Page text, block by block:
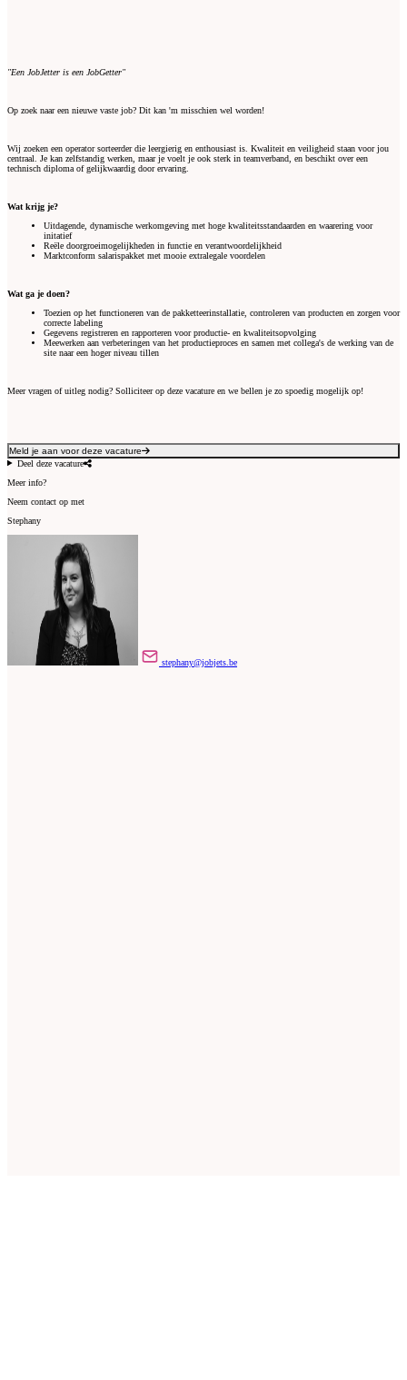
"Een JobJetter is een JobGetter"
Op zoek naar een nieuwe vaste job? Dit kan 'm misschien wel worden!
Wij zoeken een operator sorteerder die leergierig en enthousiast is. Kwaliteit en veiligheid staan voor jou
centraal. Je kan zelfstandig werken, maar je voelt je ook sterk in teamverband, en beschikt over een
technisch diploma of gelijkwaardig door ervaring.
Wat krijg je?
Uitdagende, dynamische werkomgeving met hoge kwaliteitsstandaarden en waarering voor
initatief
Reële doorgroeimogelijkheden in functie en verantwoordelijkheid
Marktconform salarispakket met mooie extralegale voordelen
Wat ga je doen?
Toezien op het functioneren van de pakketteerinstallatie, controleren van producten en zorgen voor
correcte labeling
Gegevens registreren en rapporteren voor productie- en kwaliteitsopvolging
Meewerken aan verbeteringen van het productieproces en samen met collega's de werking van de
site naar een hoger niveau tillen
Meer vragen of uitleg nodig? Solliciteer op deze vacature en we bellen je zo spoedig mogelijk op!
Meld je aan voor deze vacature
Deel deze vacature
Meer info?
Neem contact op met
Stephany
stephany@jobjets.be